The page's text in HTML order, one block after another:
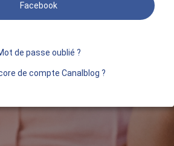
Facebook
de passe oublié ?
de compte Canalblog ?